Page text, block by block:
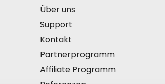
Über uns
Support
Kontakt
Partnerprogramm
Affiliate Programm